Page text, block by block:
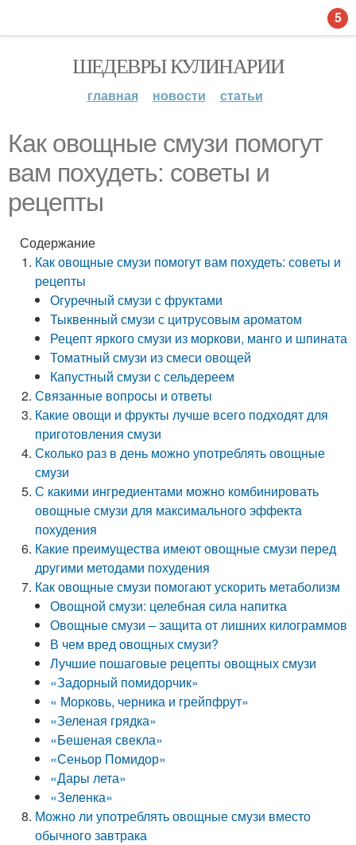
ШЕДЕВРЫ КУЛИНАРИИ
главная новости статьи
Как овощные смузи помогут
вам похудеть: советы и
рецепты
Содержание
Как овощные смузи помогут вам похудеть: советы и
рецепты
Огуречный смузи с фруктами
Тыквенный смузи с цитрусовым ароматом
Рецепт яркого смузи из моркови, манго и шпината
Томатный смузи из смеси овощей
Капустный смузи с сельдереем
Связанные вопросы и ответы
Какие овощи и фрукты лучше всего подходят для
приготовления смузи
Сколько раз в день можно употреблять овощные
смузи
С какими ингредиентами можно комбинировать
овощные смузи для максимального эффекта
похудения
Какие преимущества имеют овощные смузи перед
другими методами похудения
Как овощные смузи помогают ускорить метаболизм
Овощной смузи: целебная сила напитка
Овощные смузи – защита от лишних килограммов
В чем вред овощных смузи?
Лучшие пошаговые рецепты овощных смузи
«Задорный помидорчик»
« Морковь, черника и грейпфрут»
«Зеленая грядка»
«Бешеная свекла»
«Сеньор Помидор»
«Дары лета»
«Зеленка»
Можно ли употреблять овощные смузи вместо
обычного завтрака
5